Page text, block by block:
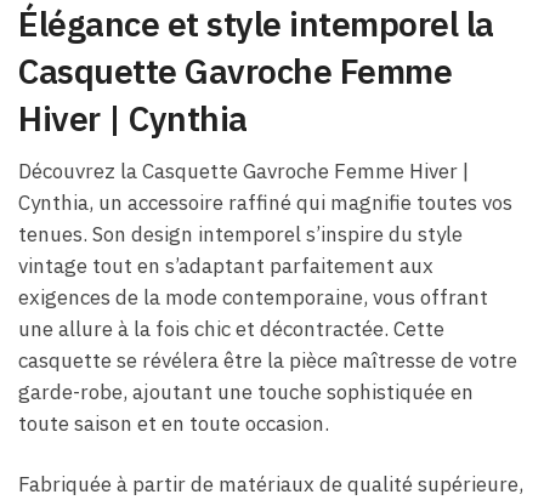
Élégance et style intemporel la
Casquette Gavroche Femme
Hiver​ | Cynthia
Découvrez la Casquette Gavroche Femme Hiver​ |
Cynthia, un accessoire raffiné qui magnifie toutes vos
tenues. Son design intemporel s’inspire du style
vintage tout en s’adaptant parfaitement aux
exigences de la mode contemporaine, vous offrant
une allure à la fois chic et décontractée. Cette
casquette se révélera être la pièce maîtresse de votre
garde-robe, ajoutant une touche sophistiquée en
toute saison et en toute occasion.
Fabriquée à partir de matériaux de qualité supérieure,